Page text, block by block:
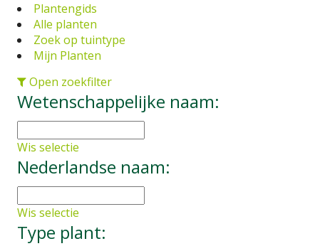
Plantengids
Alle planten
Zoek op tuintype
Mijn Planten
Open zoekfilter
Wetenschappelijke naam:
Wis selectie
Nederlandse naam:
Wis selectie
Type plant: